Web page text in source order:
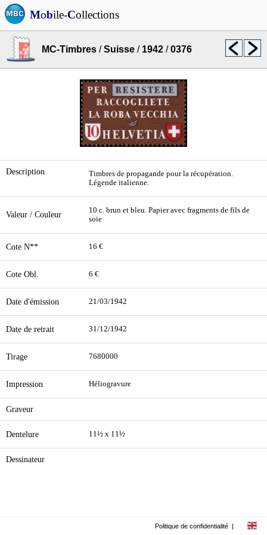
Mobile-Collections
MC-Timbres /Suisse / 1942 /0376
Description
Timbres de propagande pour la récupération.
Légende italienne.
Valeur / Couleur
10 c. brun et bleu. Papier avec fragments de fils de
soie
Cote N** 16 €
Cote Obl. 6 €
Date d'émission 21/03/1942
Date de retrait 31/12/1942
Tirage 7680000
Impression Héliogravure
Graveur
Dentelure 11½ x 11½
Dessinateur
Politique de confidentialité |